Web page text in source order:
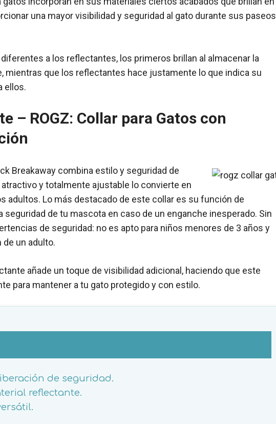
una mayor visibilidad y seguridad al gato durante sus paseos
a los reflectantes, los primeros brillan al almacenar la
mientras que los reflectantes hace justamente lo que indica su
ellos.
– ROGZ: Collar para Gatos con
Breakaway combina estilo y seguridad de
y totalmente ajustable lo convierte en
adultos. Lo más destacado de este collar es su función de
seguridad de tu mascota en caso de un enganche inesperado. Sin
de seguridad: no es apto para niños menores de 3 años y
un adulto.
añade un toque de visibilidad adicional, haciendo que este
para mantener a tu gato protegido y con estilo.
de seguridad.
reflectante.